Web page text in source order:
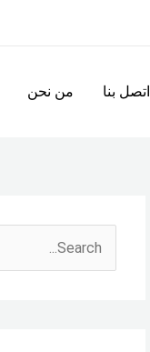
اتصل بنا من نحن